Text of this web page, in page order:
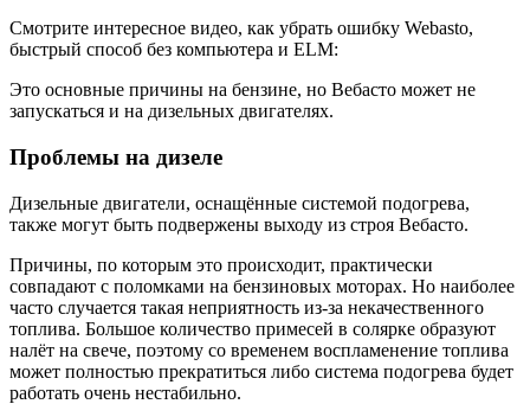
Смотрите интересное видео, как убрать ошибку Webasto,
быстрый способ без компьютера и ELM:
Это основные причины на бензине, но Вебасто может не
запускаться и на дизельных двигателях.
Проблемы на дизеле
Дизельные двигатели, оснащённые системой подогрева,
также могут быть подвержены выходу из строя Вебасто.
Причины, по которым это происходит, практически
совпадают с поломками на бензиновых моторах. Но наиболее
часто случается такая неприятность из-за некачественного
топлива. Большое количество примесей в солярке образуют
налёт на свече, поэтому со временем воспламенение топлива
может полностью прекратиться либо система подогрева будет
работать очень нестабильно.